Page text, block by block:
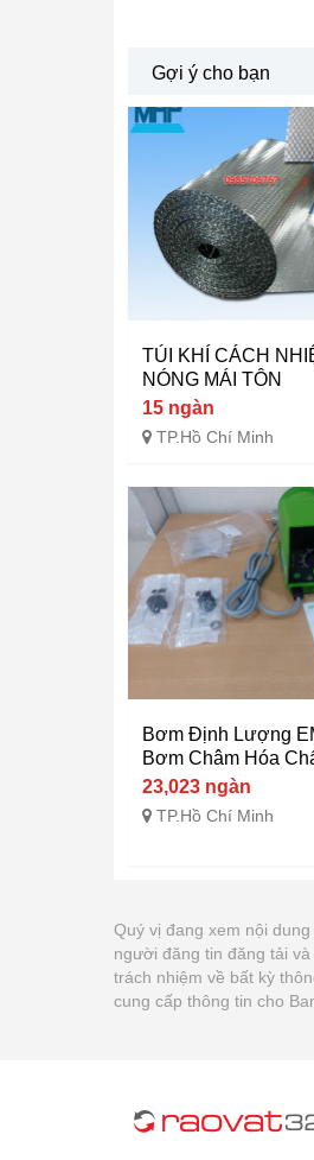
Gợi ý cho bạn
TÚI KHÍ CÁCH
NÓNG MÁI TÔN
15 ngàn
TP.Hồ Chí Minh
Bơm Định Lượng
Bơm Châm Hóa
23,023 ngàn
TP.Hồ Chí Minh
Quý vị đang xem nội
người đăng tin đăng tải
trách nhiệm về bất kỳ
cung cấp thông tin cho